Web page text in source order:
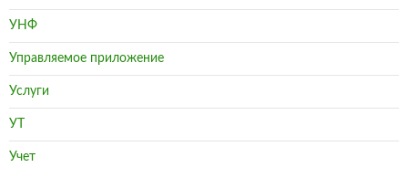
УНФ
Управляемое приложение
Услуги
УТ
Учет